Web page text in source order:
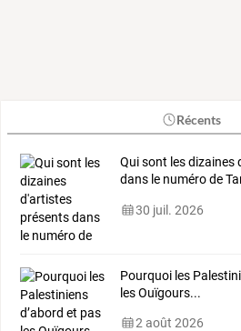
Récents
Quisont lesdizaines
danslenumérode
30 juil. 2026
Pourquoi les
les Ouïgours...
2 août 2026